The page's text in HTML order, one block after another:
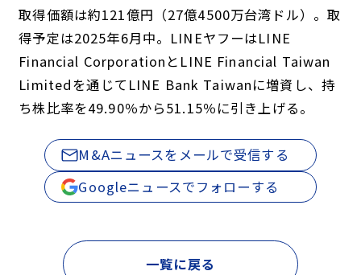
取得価額は約121億円（27億4500万台湾ドル）。取
得予定は2025年6月中。LINEヤフーはLINE
Financial CorporationとLINE Financial Taiwan
Limitedを通じてLINE Bank Taiwanに増資し、持
ち株比率を49.90％から51.15％に引き上げる。
M&Aニュースをメールで受信する
Googleニュースでフォローする
一覧に戻る